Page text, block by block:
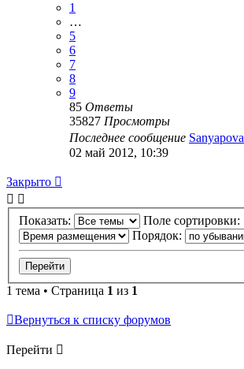
1
…
5
6
7
8
9
85 Ответы
35827 Просмотры
Последнее сообщение Sanyapova
02 май 2012, 10:39
Закрыто
Показать:
Поле сортировки:
Порядок:
1 тема • Страница 1 из 1
Вернуться к списку форумов
Перейти